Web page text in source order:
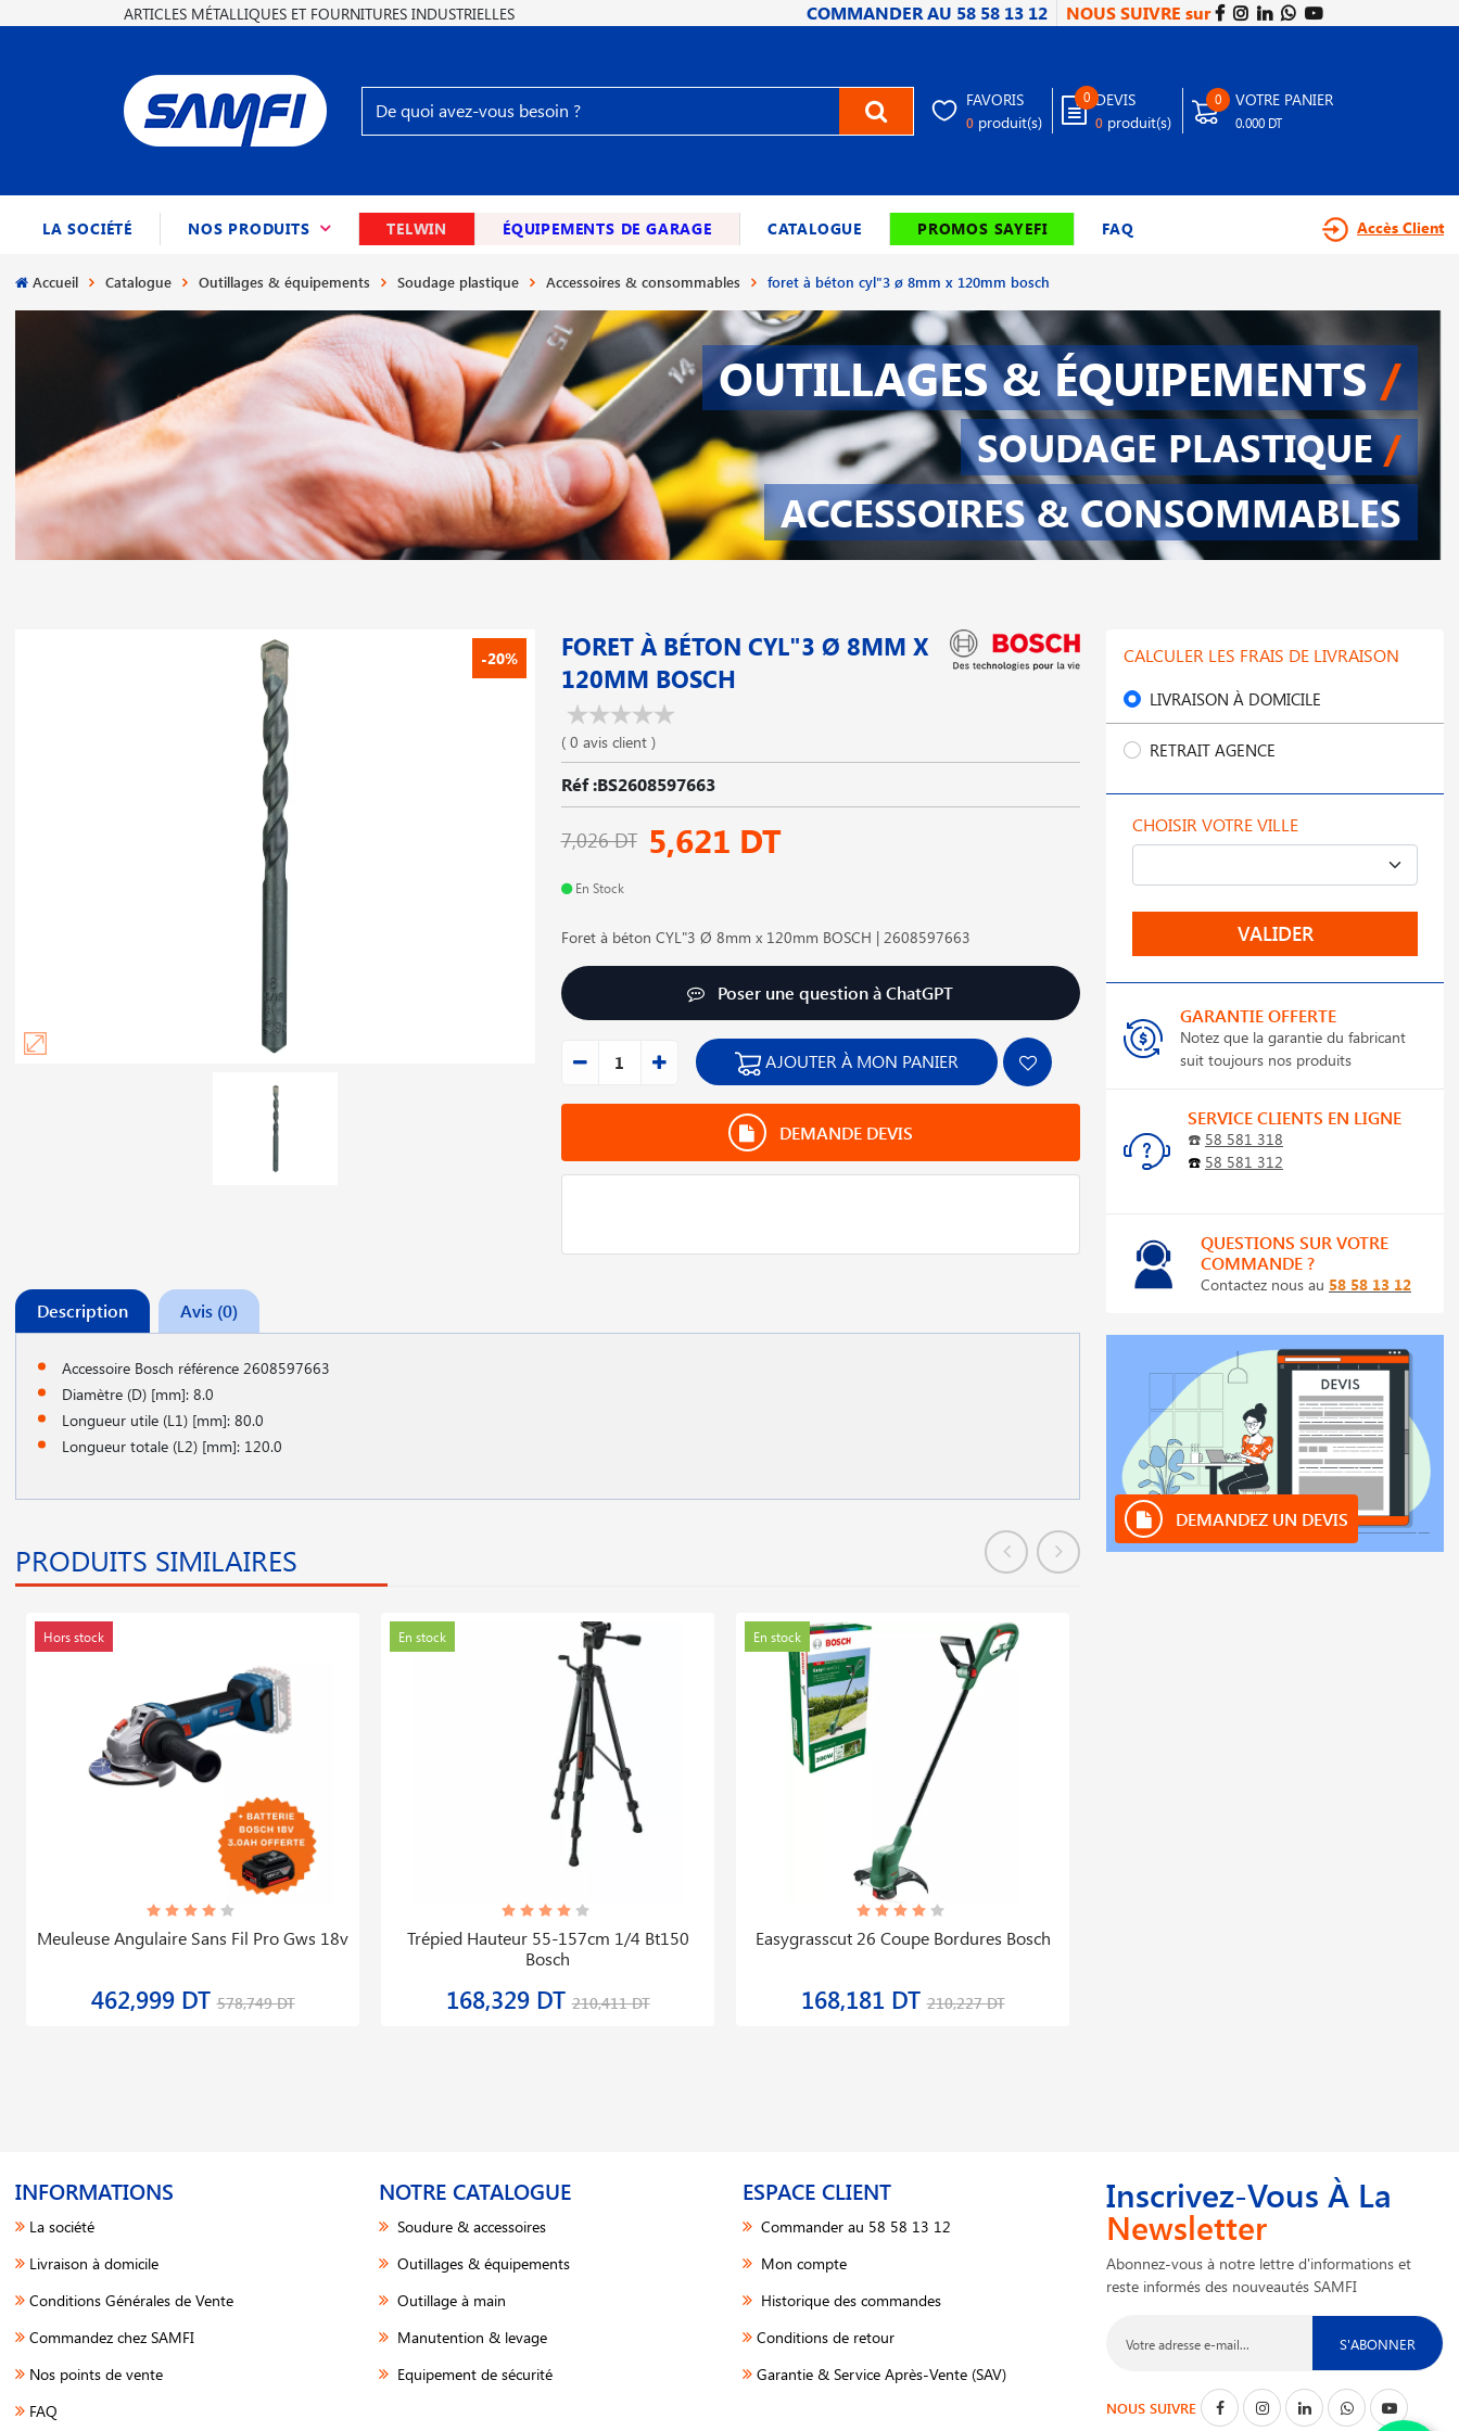
ARTICLES MÉTALLIQUES ET FOURNITURES INDUSTRIELLES COMMANDER AU 58 58 13 12 NOUS SUIVRE sur
FAVORIS
0 produit(s)
0 DEVIS
0 produit(s)
0 VOTRE PANIER
0.000 DT
LA SOCIÉTÉ NOS PRODUITS (CURRENT)TELWIN ÉQUIPEMENTS DE GARAGE CATALOGUE PROMOS SAYEFI FAQ Accès Client
Accueil Catalogue Outillages & équipements Soudage plastique Accessoires & consommables foret à béton cyl"3 ø 8mm x 120mm bosch
OUTILLAGES & ÉQUIPEMENTS /
SOUDAGE PLASTIQUE/
ACCESSOIRES & CONSOMMABLES
-20%
FORET À BÉTON CYL"3 Ø 8MM X
120MM BOSCH
( 0 avis client )
Réf :BS2608597663
7,026 DT 5,621 DT
En Stock
Foret à béton CYL"3 Ø 8mm x 120mm BOSCH | 2608597663
Poser une question à ChatGPT
AJOUTER À MON PANIER
DEMANDE DEVIS
Description Avis (0)
Accessoire Bosch référence 2608597663
Diamètre (D) [mm]: 8.0
Longueur utile (L1) [mm]: 80.0
Longueur totale (L2) [mm]: 120.0
PRODUITS SIMILAIRES
Hors stock
Meuleuse Angulaire Sans Fil Pro Gws 18v
462,999 DT578,749 DT
En stock
Trépied Hauteur 55-157cm 1/4 Bt150
Bosch
168,329 DT210,411 DT
En stock
Easygrasscut 26 Coupe Bordures Bosch
168,181 DT210,227 DT
CALCULER LES FRAIS DE LIVRAISON
LIVRAISON À DOMICILE
RETRAIT AGENCE
CHOISIR VOTRE VILLE
VALIDER
GARANTIE OFFERTE
Notez que la garantie du fabricant
suit toujours nos produits
SERVICE CLIENTS EN LIGNE
☎️ 58 581 318
☎️ 58 581 312
QUESTIONS SUR VOTRE
COMMANDE ?
Contactez nous au 58 58 13 12
DEMANDEZ UN DEVIS
INFORMATIONS
La société
Livraison à domicile
Conditions Générales de Vente
Commandez chez SAMFI
Nos points de vente
FAQ
NOTRE CATALOGUE
Soudure & accessoires
Outillages & équipements
Outillage à main
Manutention & levage
Equipement de sécurité
ESPACE CLIENT
Commander au 58 58 13 12
Mon compte
Historique des commandes
Conditions de retour
Garantie & Service Après-Vente (SAV)
Inscrivez-Vous À La
Newsletter
Abonnez-vous à notre lettre d'informations et
reste informés des nouveautés SAMFI
S'ABONNER
NOUS SUIVRE